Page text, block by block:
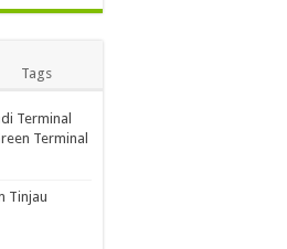
Tags
Terminal
Terminal
Tinjau